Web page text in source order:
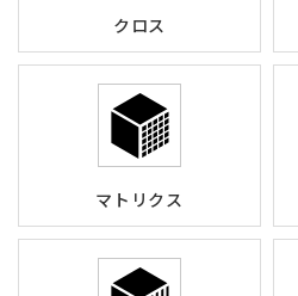
クロス
マトリクス